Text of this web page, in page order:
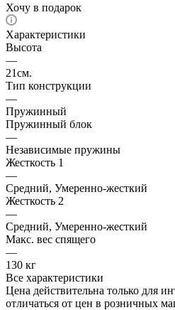
Хочу в подарок
Характеристики
Высота
—
21см.
Тип конструкции
—
Пружинный
Пружинный блок
—
Независимые пружины
Жесткость 1
—
Средний, Умеренно-жесткий
Жесткость 2
—
Средний, Умеренно-жесткий
Макс. вес спящего
—
130 кг
Все характеристики
Цена действительна только для
отличаться от цен в розничных